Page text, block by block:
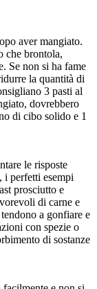
aver mangiato.
che brontola,
Se non si ha fame
la quantità di
3 pasti al
dovrebbero
di cibo solido e 1
le risposte
perfetti esempi
prosciutto e
di carne e
a gonfiare e
con spezie o
di sostanze